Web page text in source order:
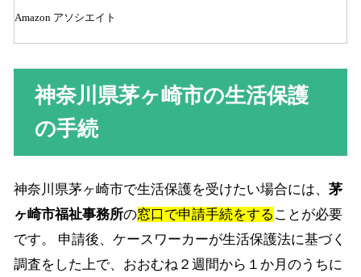
Amazon アソシエイト
神奈川県茅ヶ崎市の生活保護
の手続
神奈川県茅ヶ崎市で生活保護を受けたい場合には、茅
ヶ崎市福祉事務所の窓口で申請手続をする ことが必要
です。 申請後、ケースワーカーが生活保護法に基づく
調査をした上で、おおむね２週間から１か月のうちに